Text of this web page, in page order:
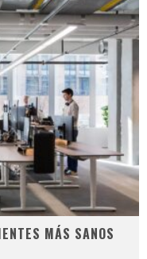
MÁS SANOS